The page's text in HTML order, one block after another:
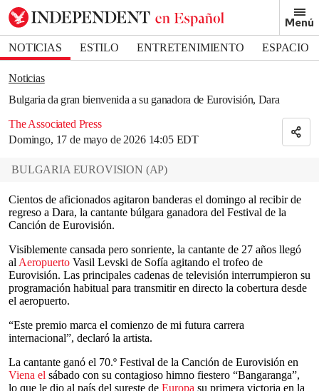
Menú
NOTICIAS ESTILO ENTRETENIMIENTO
ESPACIO
DEPORTES
Noticias
Bulgaria da gran bienvenida a su ganadora de Eurovisión, Dara
The Associated Press
Domingo, 17 de mayo de 2026 14:05 EDT
Bookmark popover
Removed from bookmarks
Close popover
BULGARIA EUROVISION (AP)
Cientos de aficionados agitaron banderas el domingo al recibir de
regreso a Dara, la cantante búlgara ganadora del Festival de la
Canción de Eurovisión.
Visiblemente cansada pero sonriente, la cantante de 27 años llegó
al Aeropuerto Vasil Levski de Sofía agitando el trofeo de
Eurovisión. Las principales cadenas de televisión interrumpieron su
programación habitual para transmitir en directo la cobertura desde
el aeropuerto.
“Este premio marca el comienzo de mi futura carrera
internacional”, declaró la artista.
La cantante ganó el 70.º Festival de la Canción de Eurovisión en
Viena el sábado con su contagioso himno fiestero “Bangaranga”,
lo que le dio al país del sureste de Europa su primera victoria en la